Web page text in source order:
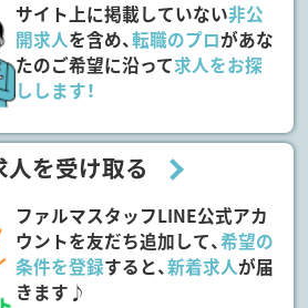
サイト上に掲載していない非公
開求人を含め、転職のプロがあな
たのご希望に沿って求人をお探
しします！
人を受け取る
ファルマスタッフLINE公式アカ
ウントを友だち追加して、希望の
条件を登録すると、新着求人が届
きます♪